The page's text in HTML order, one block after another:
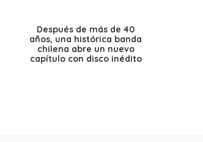
Después de más de 40
años, una histórica banda
chilena abre un nuevo
capítulo con disco inédito